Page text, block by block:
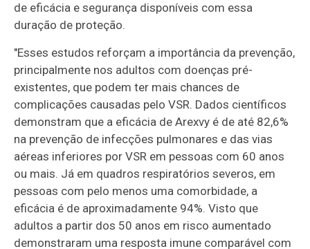
de eficácia e segurança disponíveis com essa
duração de proteção.
"Esses estudos reforçam a importância da prevenção,
principalmente nos adultos com doenças pré-
existentes, que podem ter mais chances de
complicações causadas pelo VSR. Dados científicos
demonstram que a eficácia de Arexvy é de até 82,6%
na prevenção de infecções pulmonares e das vias
aéreas inferiores por VSR em pessoas com 60 anos
ou mais. Já em quadros respiratórios severos, em
pessoas com pelo menos uma comorbidade, a
eficácia é de aproximadamente 94%. Visto que
adultos a partir dos 50 anos em risco aumentado
demonstraram uma resposta imune comparável com